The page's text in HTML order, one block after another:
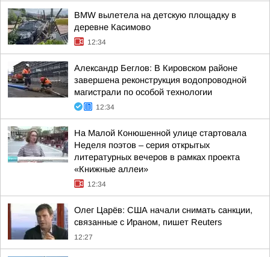
BMW вылетела на детскую площадку в
деревне Касимово
12:34
Александр Беглов: В Кировском районе
завершена реконструкция водопроводной
магистрали по особой технологии
12:34
На Малой Конюшенной улице стартовала
Неделя поэтов – серия открытых
литературных вечеров в рамках проекта
«Книжные аллеи»
12:34
Олег Царёв: США начали снимать санкции,
связанные с Ираном, пишет Reuters
12:27